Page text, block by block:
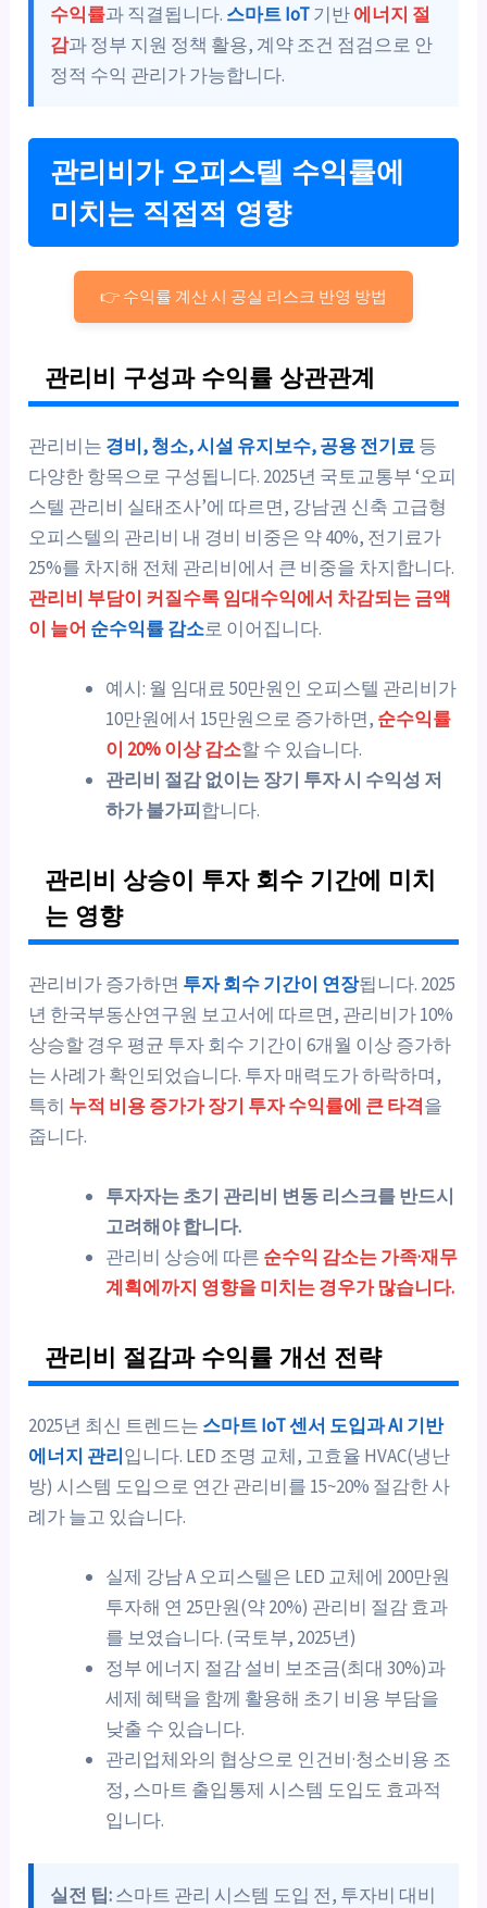
수익률과 직결됩니다. 스마트 IoT기반에너지 절
감과 정부 지원 정책 활용, 계약 조건 점검으로 안
정적 수익 관리가 가능합니다.
관리비가 오피스텔 수익률에
미치는 직접적 영향
👉 수익률 계산 시 공실 리스크 반영 방법
관리비 구성과 수익률 상관관계
관리비는 경비, 청소, 시설 유지보수, 공용 전기료등
다양한 항목으로 구성됩니다. 2025년 국토교통부 ‘오피
스텔 관리비 실태조사’에 따르면, 강남권 신축 고급형
오피스텔의 관리비 내 경비 비중은 약 40%, 전기료가
25%를 차지해 전체 관리비에서 큰 비중을 차지합니다.
관리비 부담이 커질수록 임대수익에서 차감되는 금액
이 늘어 순수익률 감소로 이어집니다.
예시: 월 임대료 50만원인 오피스텔 관리비가
10만원에서 15만원으로 증가하면, 순수익률
이 20% 이상 감소할 수 있습니다.
관리비 절감 없이는 장기 투자 시 수익성 저
하가 불가피합니다.
관리비 상승이 투자 회수 기간에 미치
는 영향
관리비가 증가하면 투자 회수 기간이 연장됩니다. 2025
년 한국부동산연구원 보고서에 따르면, 관리비가 10%
상승할 경우 평균 투자 회수 기간이 6개월 이상 증가하
는 사례가 확인되었습니다. 투자 매력도가 하락하며,
특히 누적 비용 증가가 장기 투자 수익률에 큰 타격을
줍니다.
투자자는 초기 관리비 변동 리스크를 반드시
고려해야 합니다.
관리비 상승에 따른 순수익 감소는 가족·재무
계획에까지 영향을 미치는 경우가 많습니다.
관리비 절감과 수익률 개선 전략
2025년 최신 트렌드는 스마트 IoT 센서 도입과 AI 기반
에너지 관리입니다. LED 조명 교체, 고효율 HVAC(냉난
방) 시스템 도입으로 연간 관리비를 15~20% 절감한 사
례가 늘고 있습니다.
실제 강남 A 오피스텔은 LED 교체에 200만원
투자해 연 25만원(약 20%) 관리비 절감 효과
를 보였습니다. (국토부, 2025년)
정부 에너지 절감 설비 보조금(최대 30%)과
세제 혜택을 함께 활용해 초기 비용 부담을
낮출 수 있습니다.
관리업체와의 협상으로 인건비·청소비용 조
정, 스마트 출입통제 시스템 도입도 효과적
입니다.
실전 팁:스마트 관리 시스템 도입 전, 투자비 대비